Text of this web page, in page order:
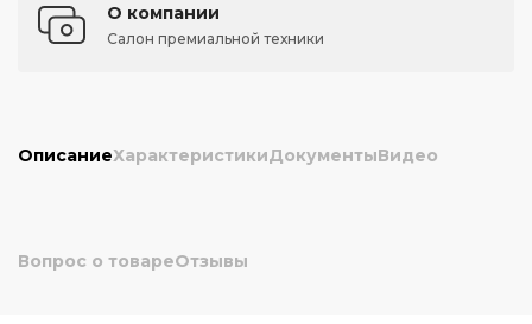
О компании
Салон премиальной техники
ОписаниеХарактеристикиДокументыВидео
Вопрос о товареОтзывы